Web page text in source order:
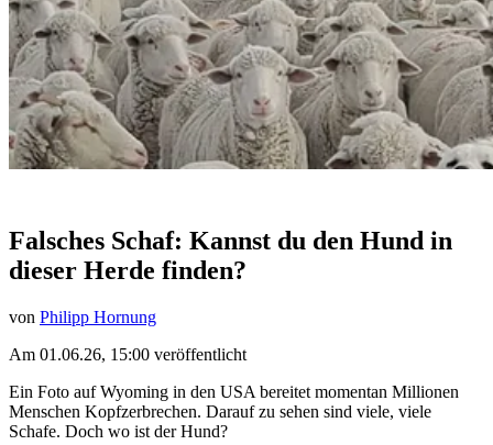
Falsches Schaf: Kannst du den Hund in
dieser Herde finden?
von Philipp Hornung
Am 01.06.26, 15:00 veröffentlicht
Ein Foto auf Wyoming in den USA bereitet momentan Millionen
Menschen Kopfzerbrechen. Darauf zu sehen sind viele, viele
Schafe. Doch wo ist der Hund?